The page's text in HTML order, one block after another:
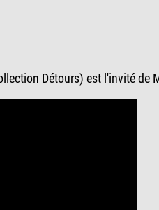
Détours) est l'invité de